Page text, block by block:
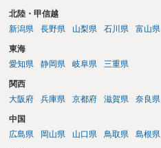
北陸・甲信越
新潟県
長野県 山梨県 石川県 富山県
東海
愛知県
静岡県 岐阜県 三重県
関西
大阪府
兵庫県 京都府 滋賀県 奈良県
中国
広島県
岡山県 山口県 鳥取県 島根県